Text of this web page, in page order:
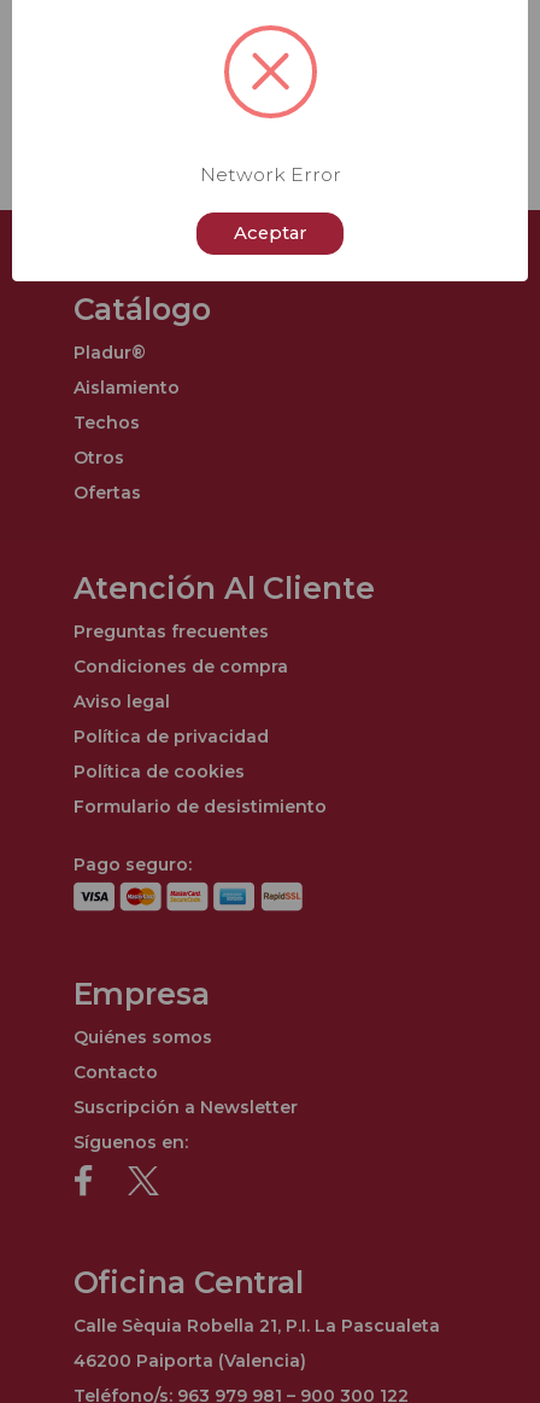
con
19,95 € - 23,93 €
IVA
Catálogo
Pladur®
Aislamiento
Techos
Otros
Ofertas
Atención Al Cliente
Preguntas frecuentes
Condiciones de compra
Aviso legal
Política de privacidad
Política de cookies
Formulario de desistimiento
Pago seguro:
Empresa
Quiénes somos
Contacto
Suscripción a Newsletter
Síguenos en:
Oficina Central
Calle Sèquia Robella 21, P.I. La Pascualeta
46200 Paiporta (Valencia)
Teléfono/s: 963 979 981 – 900 300 122
Network Error
Aceptar